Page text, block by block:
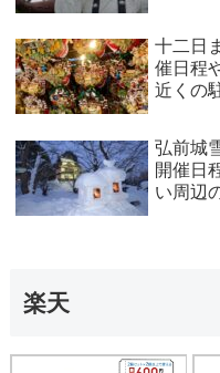
十二日
催日程
近くの
弘前城
開催日
い周辺
楽天